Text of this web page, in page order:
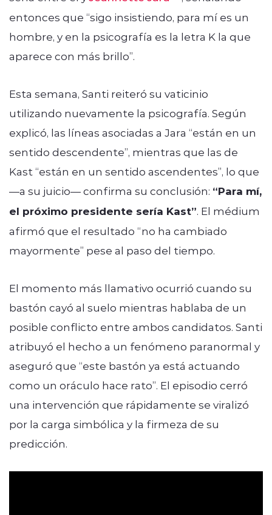
entonces que “sigo insistiendo, para mí es un
hombre, y en la psicografía es la letra K la que
aparece con más brillo”.
Esta semana, Santi reiteró su vaticinio
utilizando nuevamente la psicografía. Según
explicó, las líneas asociadas a Jara “están en un
sentido descendente”, mientras que las de
Kast “están en un sentido ascendentes”, lo que
—a su juicio— confirma su conclusión: “Para mí,
el próximo presidente sería Kast”. El médium
afirmó que el resultado “no ha cambiado
mayormente” pese al paso del tiempo.
El momento más llamativo ocurrió cuando su
bastón cayó al suelo mientras hablaba de un
posible conflicto entre ambos candidatos. Santi
atribuyó el hecho a un fenómeno paranormal y
aseguró que “este bastón ya está actuando
como un oráculo hace rato”. El episodio cerró
una intervención que rápidamente se viralizó
por la carga simbólica y la firmeza de su
predicción.